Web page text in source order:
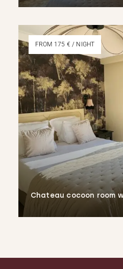
More
FROM 175 € / NIGHT
Chateau cocoon room
More